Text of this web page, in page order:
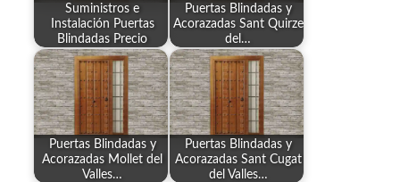
Suministros e
Instalación Puertas
Blindadas Precio
Puertas Blindadas y
Acorazadas Sant Quirze
del…
Puertas Blindadas y
Acorazadas Mollet del
Valles…
Puertas Blindadas y
Acorazadas Sant Cugat
del Valles…